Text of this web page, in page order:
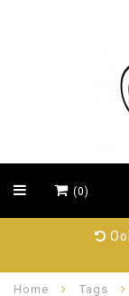
(0)
Home Tags